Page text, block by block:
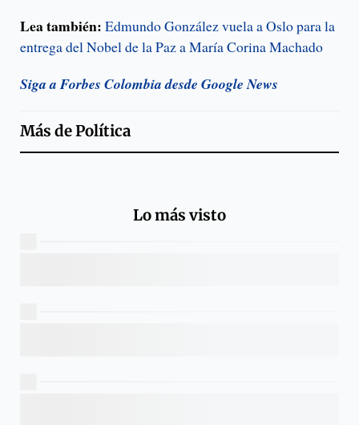
Lea también: Edmundo González vuela a Oslo para la
entrega del Nobel de la Paz a María Corina Machado
Siga a Forbes Colombia desde Google News
Más dePolítica
Lo más visto